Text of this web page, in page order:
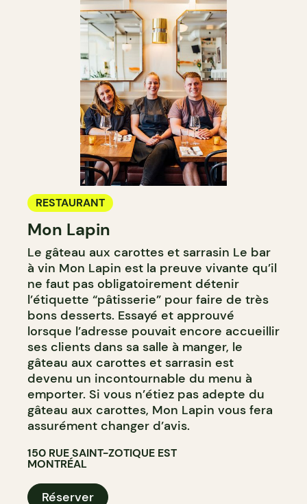
RESTAURANT
Mon Lapin
Le gâteau aux carottes et sarrasin Le bar
à vin Mon Lapin est la preuve vivante qu’il
ne faut pas obligatoirement détenir
l’étiquette “pâtisserie” pour faire de très
bons desserts. Essayé et approuvé
lorsque l’adresse pouvait encore accueillir
ses clients dans sa salle à manger, le
gâteau aux carottes et sarrasin est
devenu un incontournable du menu à
emporter. Si vous n’étiez pas adepte du
gâteau aux carottes, Mon Lapin vous fera
assurément changer d’avis.
150 RUE SAINT-ZOTIQUE EST
MONTRÉAL
Réserver